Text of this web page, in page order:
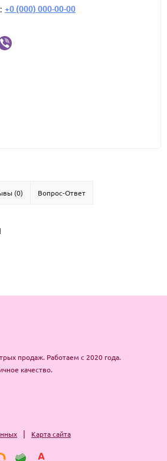
+0 (000) 000-00-00
(0) Вопрос-Ответ
продаж. Работаем с 2020 года.
качество.
| Карта сайта